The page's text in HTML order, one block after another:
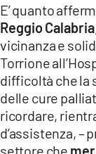
App
ANDROID
APPLE
E’ quanto
Reggio Calabria
vicinanza e
Torrione
difficoltà che la
delle cure
ricordare,
d’assistenza, –
settore che